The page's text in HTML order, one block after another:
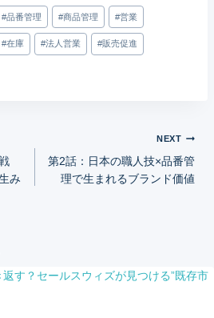
#品番管理 #商品管理 #営業
#在庫 #法人営業 #販売促進
み
NEXT
第2話：日本の職人技×品番管
理で生まれるブランド価値